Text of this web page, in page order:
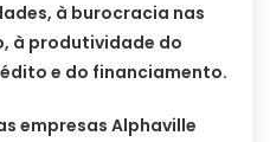
à burocracia nas
à produtividade do
e do financiamento.
empresas Alphaville